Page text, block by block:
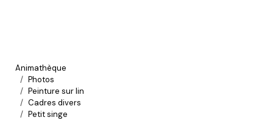
Animathèque
Photos
Peinture sur lin
Cadres divers
Petit singe